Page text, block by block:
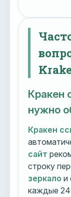
Кракен
нужно
Кракен
сайт
строку
зеркало и
каждые